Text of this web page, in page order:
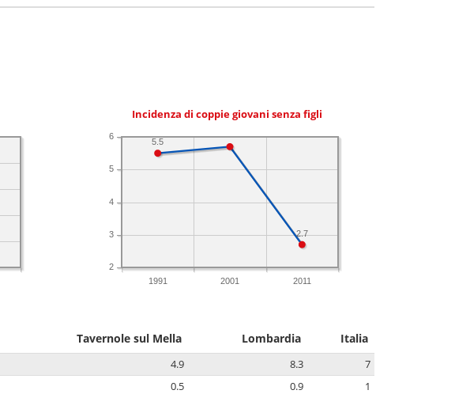
Incidenza di coppie giovani senza figli
1991 2001 2011
2
3
4
5
6
2.7
5.5
Tavernole sul Mella Lombardia Italia
4.9 8.3
7
0.5 0.9
1